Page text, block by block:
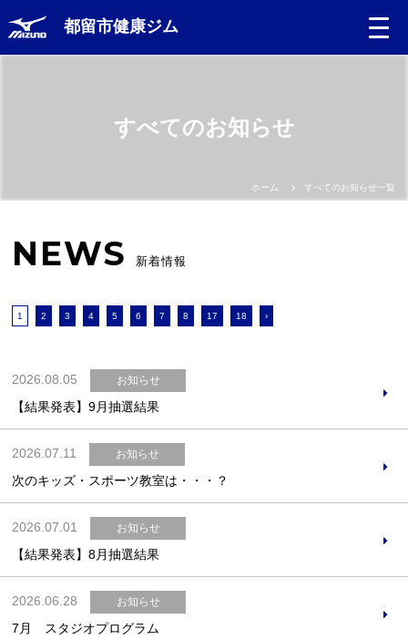
都留市健康ジム
すべてのお知らせ
ホーム すべてのお知らせ一覧
NEWS 新着情報
1 2 3 4 5 6 7 8 17 18 ›
2026.08.05 お知らせ
【結果発表】9月抽選結果
2026.07.11 お知らせ
次のキッズ・スポーツ教室は・・・？
2026.07.01 お知らせ
【結果発表】8月抽選結果
2026.06.28 お知らせ
7月 スタジオプログラム